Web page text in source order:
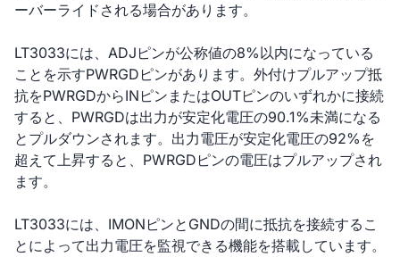
ーバーライドされる場合があります。
LT3033には、ADJピンが公称値の8%以内になっている
ことを示すPWRGDピンがあります。外付けプルアップ抵
抗をPWRGDからINピンまたはOUTピンのいずれかに接続
すると、PWRGDは出力が安定化電圧の90.1%未満になる
とプルダウンされます。出力電圧が安定化電圧の92%を
超えて上昇すると、PWRGDピンの電圧はプルアップされ
ます。
LT3033には、IMONピンとGNDの間に抵抗を接続するこ
とによって出力電圧を監視できる機能を搭載しています。